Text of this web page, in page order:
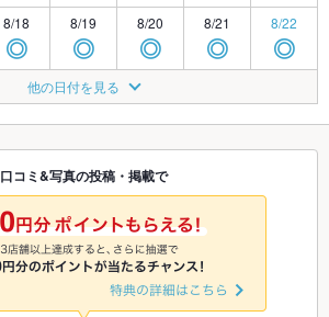
8/18
◎
8/19
◎
8/20
◎
8/21
◎
8/22
◎
8/25
◎
8/26
◎
8/27
◎ ◎ ◎
9/1
◎
9/2
◎
9/3
◎
9/4 9/5
9/8
◎ ◎ ◎ ◎
他の日付を見る
口コミ&写真の投稿・掲載で